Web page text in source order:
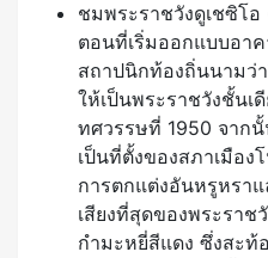
ชมพระราชวังดูเชซิโอ
ตอนที่เริ่มออกแบบอา
สถาปนิกท้องถิ่นนามว่
ให้เป็นพระราชวังชั้นเ
ทศวรรษที่ 1950 จาก
เป็นที่ตั้งของสภาเมือง
การตกแต่งอันหรูหรา
เสียงที่สุดของพระราช
กำมะหยี่สีแดง ซึ่งสะท้